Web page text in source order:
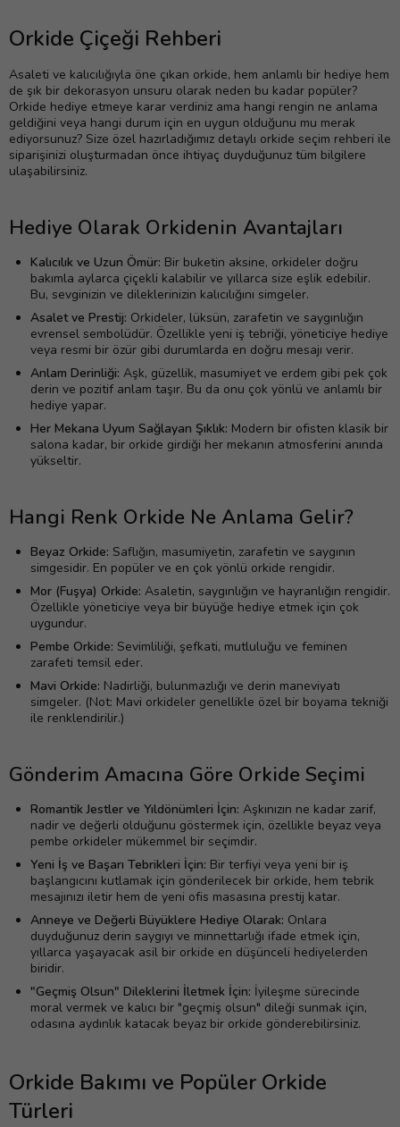
Orkide Çiçeği Rehberi
Asaleti ve kalıcılığıyla öne çıkan orkide, hem anlamlı bir hediye hem
de şık bir dekorasyon unsuru olarak neden bu kadar popüler?
Orkide hediye etmeye karar verdiniz ama hangi rengin ne anlama
geldiğini veya hangi durum için en uygun olduğunu mu merak
ediyorsunuz? Size özel hazırladığımız detaylı orkide seçim rehberi ile
siparişinizi oluşturmadan önce ihtiyaç duyduğunuz tüm bilgilere
ulaşabilirsiniz.
Hediye Olarak Orkidenin Avantajları
Kalıcılık ve Uzun Ömür: Bir buketin aksine, orkideler doğru
bakımla aylarca çiçekli kalabilir ve yıllarca size eşlik edebilir.
Bu, sevginizin ve dileklerinizin kalıcılığını simgeler.
Asalet ve Prestij: Orkideler, lüksün, zarafetin ve saygınlığın
evrensel sembolüdür. Özellikle yeni iş tebriği, yöneticiye hediye
veya resmi bir özür gibi durumlarda en doğru mesajı verir.
Anlam Derinliği: Aşk, güzellik, masumiyet ve erdem gibi pek çok
derin ve pozitif anlam taşır. Bu da onu çok yönlü ve anlamlı bir
hediye yapar.
Her Mekana Uyum Sağlayan Şıklık: Modern bir ofisten klasik bir
salona kadar, bir orkide girdiği her mekanın atmosferini anında
yükseltir.
Hangi Renk Orkide Ne Anlama Gelir?
Beyaz Orkide: Saflığın, masumiyetin, zarafetin ve saygının
simgesidir. En popüler ve en çok yönlü orkide rengidir.
Mor (Fuşya) Orkide: Asaletin, saygınlığın ve hayranlığın rengidir.
Özellikle yöneticiye veya bir büyüğe hediye etmek için çok
uygundur.
Pembe Orkide: Sevimliliği, şefkati, mutluluğu ve feminen
zarafeti temsil eder.
Mavi Orkide: Nadirliği, bulunmazlığı ve derin maneviyatı
simgeler. (Not: Mavi orkideler genellikle özel bir boyama tekniği
ile renklendirilir.)
Gönderim Amacına Göre Orkide Seçimi
Romantik Jestler ve Yıldönümleri İçin: Aşkınızın ne kadar zarif,
nadir ve değerli olduğunu göstermek için, özellikle beyaz veya
pembe orkideler mükemmel bir seçimdir.
Yeni İş ve Başarı Tebrikleri İçin: Bir terfiyi veya yeni bir iş
başlangıcını kutlamak için gönderilecek bir orkide, hem tebrik
mesajınızı iletir hem de yeni ofis masasına prestij katar.
Anneye ve Değerli Büyüklere Hediye Olarak: Onlara
duyduğunuz derin saygıyı ve minnettarlığı ifade etmek için,
yıllarca yaşayacak asil bir orkide en düşünceli hediyelerden
biridir.
"Geçmiş Olsun" Dileklerini İletmek İçin: İyileşme sürecinde
moral vermek ve kalıcı bir "geçmiş olsun" dileği sunmak için,
odasına aydınlık katacak beyaz bir orkide gönderebilirsiniz.
Orkide Bakımı ve Popüler Orkide
Türleri